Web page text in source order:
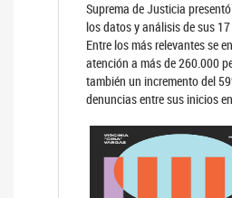
Suprema de Justicia
los datos y análisis de sus
Entre los más relevantes se
atención a más de 260.000
también un incremento del
denuncias entre sus inicios